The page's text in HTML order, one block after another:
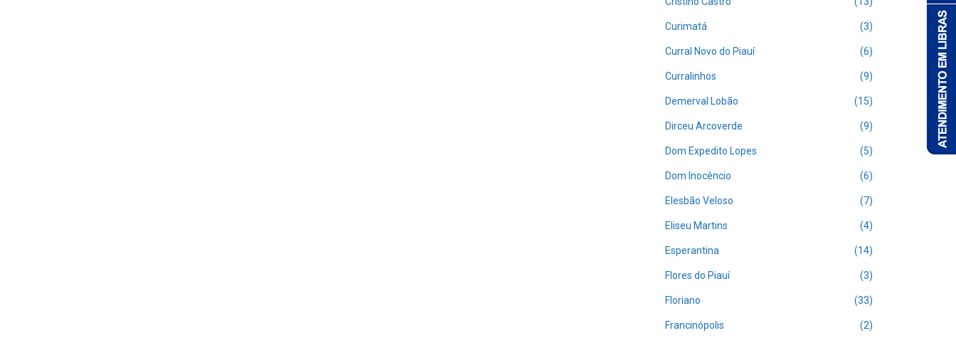
Curimatá (3)
Curral Novo do Piauí (6)
Curralinhos (9)
Demerval Lobão (15)
Dirceu Arcoverde (9)
Dom Expedito Lopes (5)
Dom Inocêncio (6)
Elesbão Veloso (7)
Eliseu Martins (4)
Esperantina (14)
Flores do Piauí (3)
Floriano (33)
Francinópolis (2)